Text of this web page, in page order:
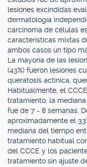
lesiones excindidas
dermatología
carcinoma de células
características mixtas
ambos casos un tipo
La mayoría de las
(43%) fueron lesiones
queratosis actínica,
Habitualmente, el
tratamiento: la
fue de 7 - 8 semanas.
aproximadamente el
mediana del tiempo
tratamiento habitual
del CCCE y los
tratamiento sin ajuste